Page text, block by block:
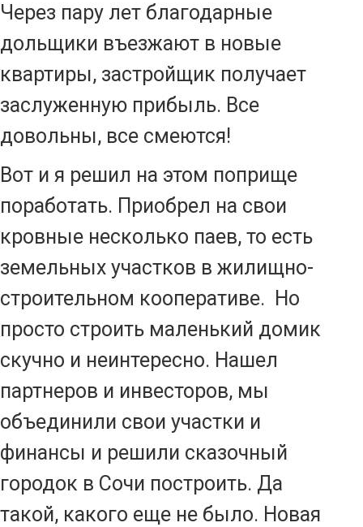
Через пару лет благодарные
дольщики въезжают в новые
квартиры, застройщик получает
заслуженную прибыль. Все
довольны, все смеются!
Вот и я решил на этом поприще
поработать. Приобрел на свои
кровные несколько паев, то есть
земельных участков в жилищно-
строительном кооперативе. Но
просто строить маленький домик
скучно и неинтересно. Нашел
партнеров и инвесторов, мы
объединили свои участки и
финансы и решили сказочный
городок в Сочи построить. Да
такой, какого еще не было. Новая